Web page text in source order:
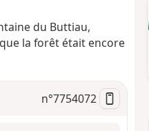
du Buttiau,
la forêt était encore
n°7754072